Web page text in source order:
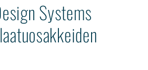
Systems